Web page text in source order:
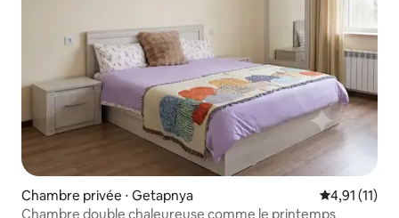
Chambre privée ⋅ Getapnya Évaluation
4,91 (11)
Chambre double chaleureuse comme le printemps